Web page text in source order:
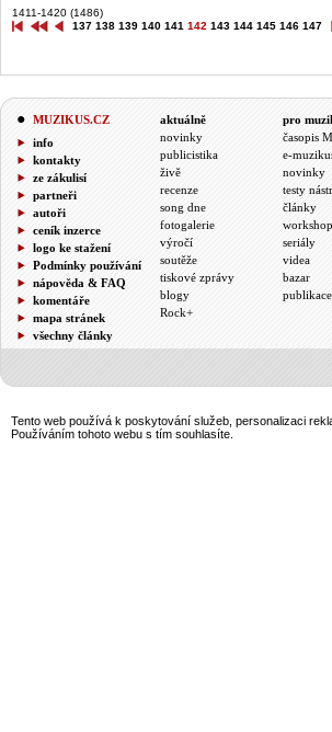
1411-1420 (1486)
137 138 139 140 141 142 143 144 145 146 147
MUZIKUS.CZ
info
kontakty
ze zákulisí
partneři
autoři
ceník inzerce
logo ke stažení
Podmínky používání
nápověda & FAQ
komentáře
mapa stránek
všechny články
aktuálně
novinky
publicistika
živě
recenze
song dne
fotogalerie
výročí
soutěže
tiskové zprávy
blogy
Rock+
pro
časopis
e-
novinky
testy
články
seriály
videa
bazar
Tento web používá k poskytování služeb, personalizaci
Používáním tohoto webu s tím souhlasíte.